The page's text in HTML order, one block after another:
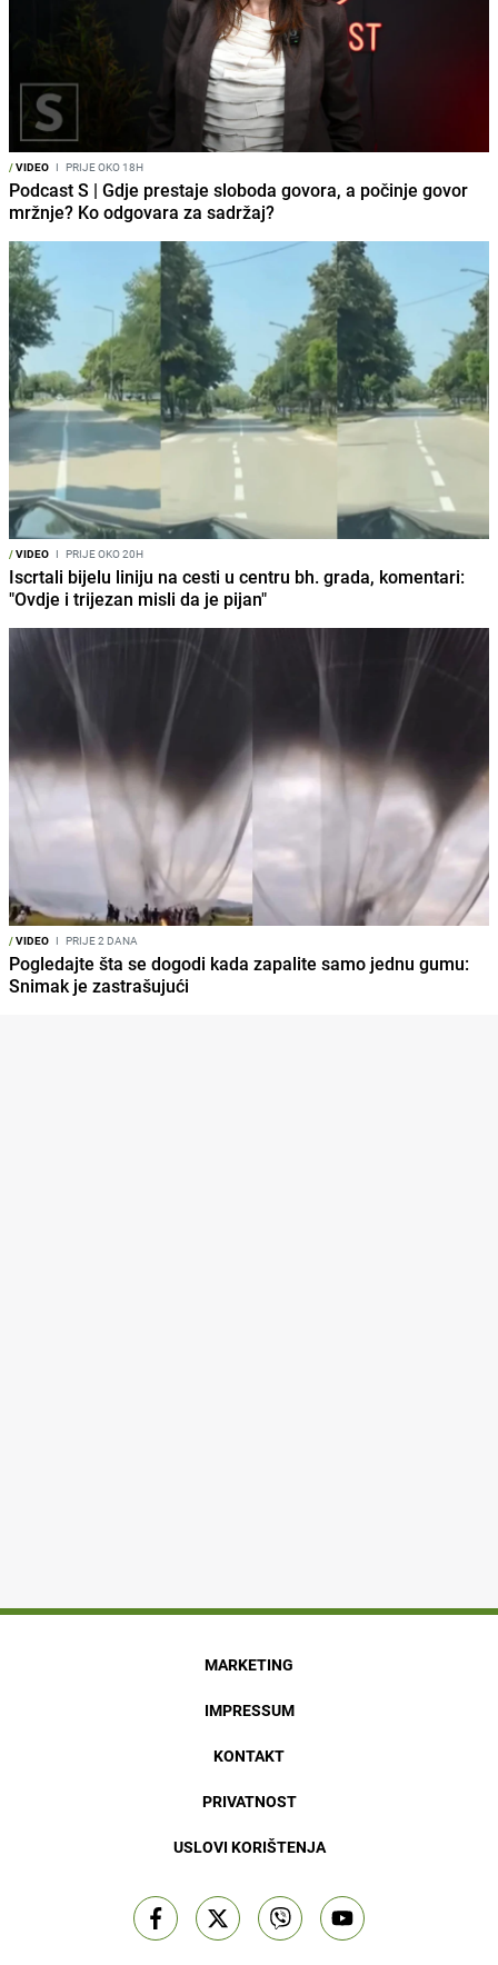
/VIDEO I PRIJE OKO 18H
Podcast S | Gdje prestaje sloboda govora, a počinje govor
mržnje? Ko odgovara za sadržaj?
/VIDEO I PRIJE OKO 20H
Iscrtali bijelu liniju na cesti u centru bh. grada, komentari:
"Ovdje i trijezan misli da je pijan"
/VIDEO I PRIJE 2 DANA
Pogledajte šta se dogodi kada zapalite samo jednu gumu:
Snimak je zastrašujući
MARKETING
IMPRESSUM
KONTAKT
PRIVATNOST
USLOVI KORIŠTENJA